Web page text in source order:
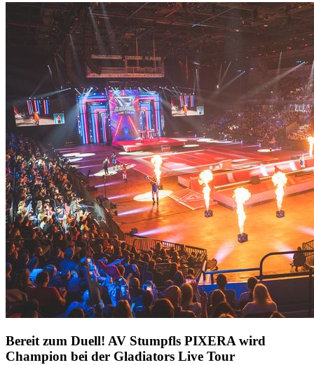
Bereit zum Duell! AV Stumpfls PIXERA wird
Champion bei der Gladiators Live Tour